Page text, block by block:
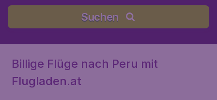
Suchen
Billige Flüge nach Peru mit
Flugladen.at